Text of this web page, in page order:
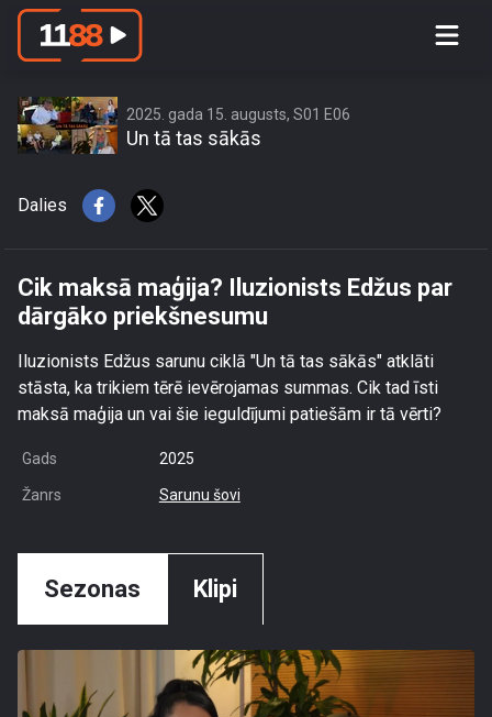
Cik maksā maģija? Iluzionists Edžus
2025. gada 15. augusts, S01 E06
Un tā tas sākās
Dalies
Cik maksā maģija? Iluzionists Edžus par
dārgāko priekšnesumu
Iluzionists Edžus sarunu ciklā "Un tā tas sākās" atklāti
stāsta, ka trikiem tērē ievērojamas summas. Cik tad īsti
maksā maģija un vai šie ieguldījumi patiešām ir tā vērti?
Gads 2025
Žanrs Sarunu šovi
Sezonas Klipi